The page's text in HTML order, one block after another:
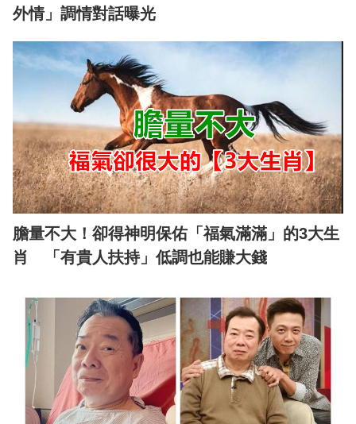
外情」調情對話曝光
膽量不大！卻得神明保佑「福氣滿滿」的3大生
肖 「有貴人扶持」低調也能賺大錢